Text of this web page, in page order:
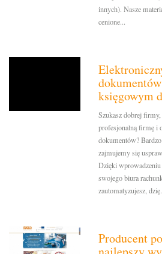
innych). Nasze
cenione...
księgowym
Szukasz dobrej
profesjonalną firmę i
dokumentów?
zajmujemy się
Dzięki
swojego biura
zautomatyzujesz,
Producent